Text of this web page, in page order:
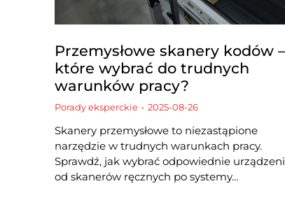
Przemysłowe skanery kodów –
które wybrać do trudnych
warunków pracy?
Porady eksperckie 2025-08-26
Skanery przemysłowe to niezastąpione
narzędzie w trudnych warunkach pracy.
Sprawdź, jak wybrać odpowiednie
od skanerów ręcznych po systemy…